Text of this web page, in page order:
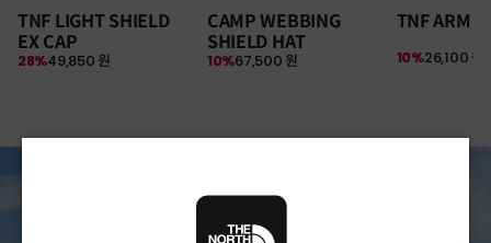
TNF LIGHT SHIELD
EX CAP
49,850 원
28%
CAMP WEBBING
SHIELD HAT
67,500 원
10%
TNF ARM
26,100 원
10%
여름 탈출 원정대
30만원 이상 구매 시
뉴질랜드 & 제주도 여행권 증정 찬스